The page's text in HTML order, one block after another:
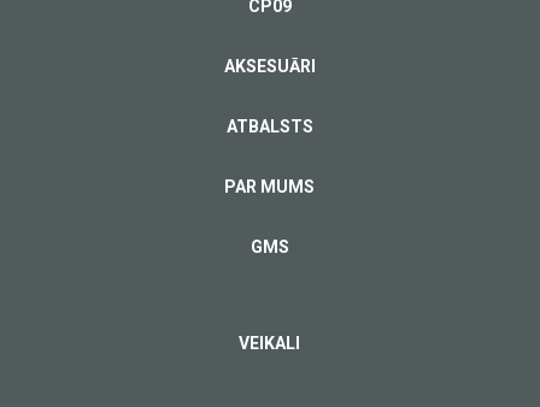
CP09
AKSESUĀRI
ATBALSTS
PAR MUMS
GMS
VEIKALI